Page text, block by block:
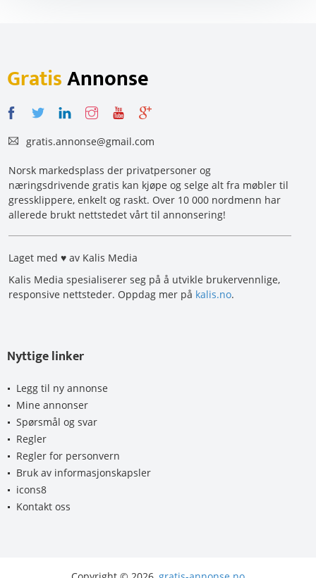
GratisAnnonse
gratis.annonse@gmail.com
Norsk markedsplass der privatpersoner og
næringsdrivende gratis kan kjøpe og selge alt fra møbler til
gressklippere, enkelt og raskt. Over 10 000 nordmenn har
allerede brukt nettstedet vårt til annonsering!
Laget med ♥ av Kalis Media
Kalis Media spesialiserer seg på å utvikle brukervennlige,
responsive nettsteder. Oppdag mer på kalis.no.
Nyttige linker
Legg til ny annonse
Mine annonser
Spørsmål og svar
Regler
Regler for personvern
Bruk av informasjonskapsler
icons8
Kontakt oss